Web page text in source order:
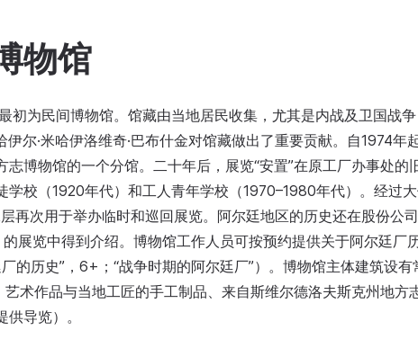
物馆
初为民间博物馆。馆藏由当地居民收集，尤其是内战及卫国战争
伊尔·米哈伊洛维奇·巴布什金对馆藏做出了重要贡献。自1974年
博物馆的一个分馆。二十年后，展览“安置”在原工厂办事处的
学校（1920年代）和工人青年学校（1970–1980年代）。经过
再次用于举办临时和巡回展览。阿尔廷地区的历史还在股份公
展览中得到介绍。博物馆工作人员可按预约提供关于阿尔廷厂
的历史”，6+；“战争时期的阿尔廷厂”）。博物馆主体建筑设有
术作品与当地工匠的手工制品、来自斯维尔德洛夫斯克州地方
导览）。